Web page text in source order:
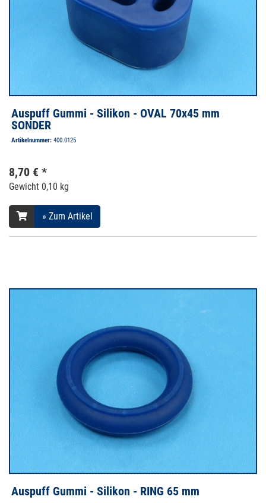
Auspuff Gummi - Silikon - OVAL 70x45 mm
SONDER
Artikelnummer: 400.0125
8,70 € *
Gewicht 0,10 kg
» Zum Artikel
Auspuff Gummi - Silikon - RING 65 mm